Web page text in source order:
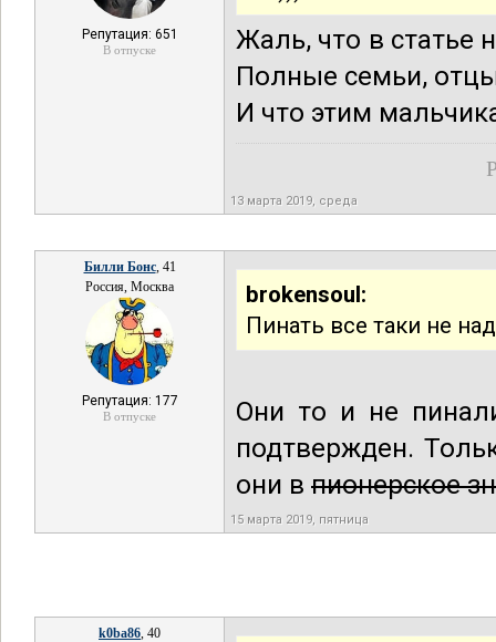
Репутация: 651
В отпуске
Жаль, что в статье
Полные семьи,
И что этим
13 марта 2019, среда
Билли Бонс, 41
Россия, Москва
Репутация: 177
В отпуске
brokensoul:
Пинать все таки не
Они то и не
подтвержден.
они в пионерское
15 марта 2019, пятница
k0ba86, 40